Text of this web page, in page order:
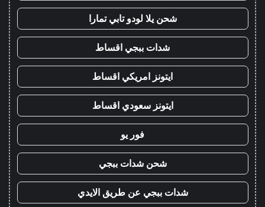
شحن يلا لودو تابي تمارا
شدات ببجي اقساط
ايتونز امريكي اقساط
ايتونز سعودي اقساط
فور يو
شحن شدات ببجي
شدات ببجي عن طريق الايدي